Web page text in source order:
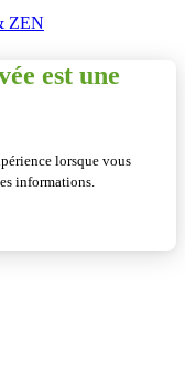
ZEN
est une
lorsque vous
informations.